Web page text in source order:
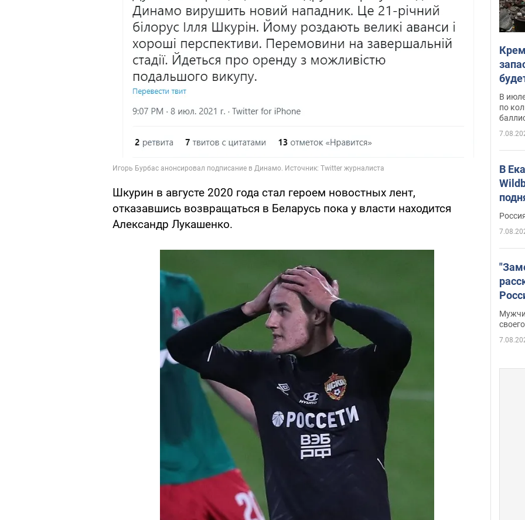
Шкурин в августе 2020 года стал героем новостных лент,
отказавшись возвращаться в Беларусь пока у власти находится
Александр Лукашенко.
В
по
В
Фото